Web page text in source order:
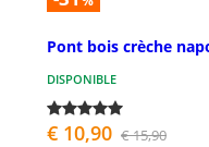
Pont bois crèche
DISPONIBLE
€ 10,90 € 15,90